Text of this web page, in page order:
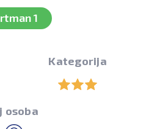
1
Kategorija
osoba